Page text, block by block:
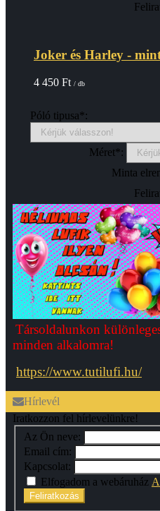
Joker és Harley -
4 450 Ft / db
Póló tipusa*:
Méret*:
Minta
Társoldalunkon
minden alkalomra!
https://www.tutilufi.hu/
Hírlevél
Iratkozzon fel hírlevelünkre!
Az Ön neve:
Email cím:
Kapcsolat:
Elfogadom a webáruház
Feliratkozás